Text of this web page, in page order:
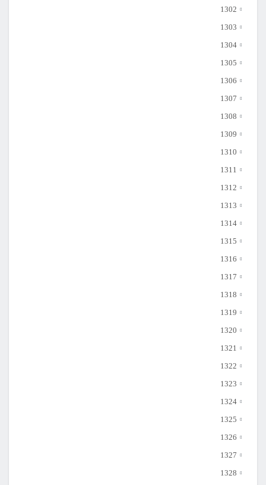
1302
1303
1304
1305
1306
1307
1308
1309
1310
1311
1312
1313
1314
1315
1316
1317
1318
1319
1320
1321
1322
1323
1324
1325
1326
1327
1328